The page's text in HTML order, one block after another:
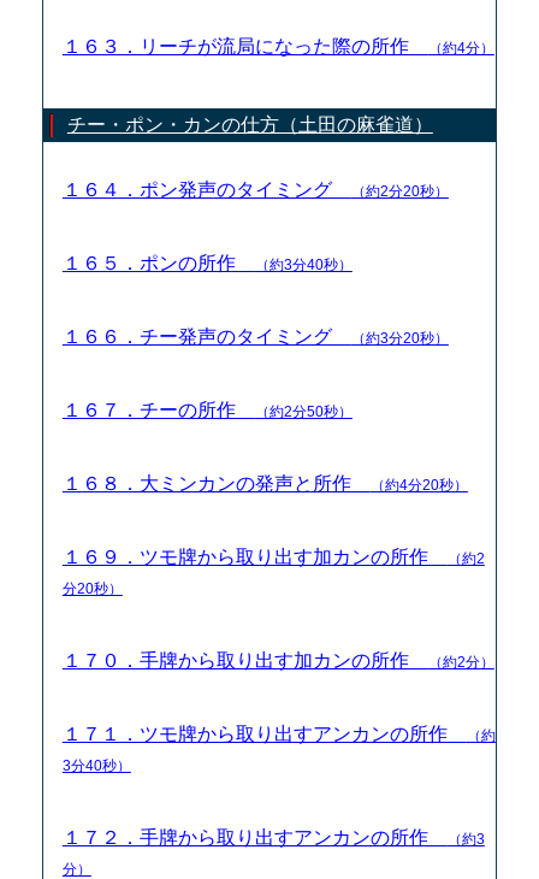
１６３．リーチが流局になった際の所作 （約4分）
チー・ポン・カンの仕方（土田の麻雀道）
１６４．ポン発声のタイミング （約2分20秒）
１６５．ポンの所作 （約3分40秒）
１６６．チー発声のタイミング （約3分20秒）
１６７．チーの所作 （約2分50秒）
１６８．大ミンカンの発声と所作 （約4分20秒）
１６９．ツモ牌から取り出す加カンの所作
（約2
分20秒）
１７０．手牌から取り出す加カンの所作 （約2分）
１７１．ツモ牌から取り出すアンカンの所作
（約
3分40秒）
１７２．手牌から取り出すアンカンの所作
（約3
分）